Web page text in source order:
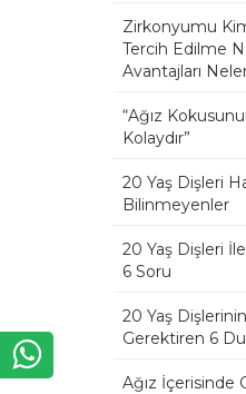
Zirkonyumu
Tercih Edilme
Avantajları
“Ağız
Kolaydır”
20 Yaş Dişleri
Bilinmeyenler
20 Yaş Dişleri
6 Soru
20 Yaş
Gerektiren 6
Ağız İçerisinde